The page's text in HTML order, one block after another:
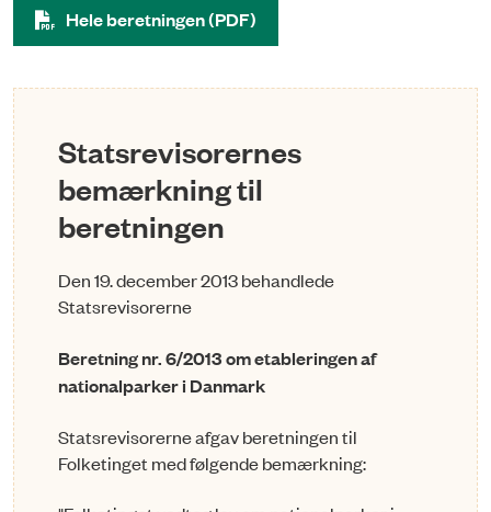
Hele beretningen (PDF)
Statsrevisorernes
bemærkning til
beretningen
Den 19. december 2013 behandlede
Statsrevisorerne
Beretning nr. 6/2013 om etableringen af
nationalparker i Danmark
Statsrevisorerne afgav beretningen til
Folketinget med følgende bemærkning: